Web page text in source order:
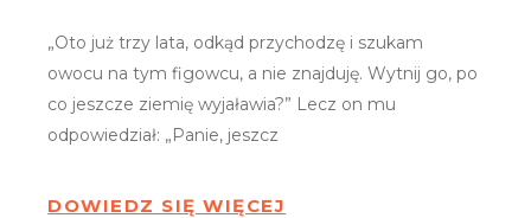
„Oto już trzy lata, odkąd przychodzę i szukam
owocu na tym figowcu, a nie znajduję. Wytnij go, po
co jeszcze ziemię wyjaławia?” Lecz on mu
odpowiedział: „Panie, jeszcz
DOWIEDZ SIĘ WIĘCEJ